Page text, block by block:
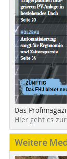
Das
Hier geht es
Weitere